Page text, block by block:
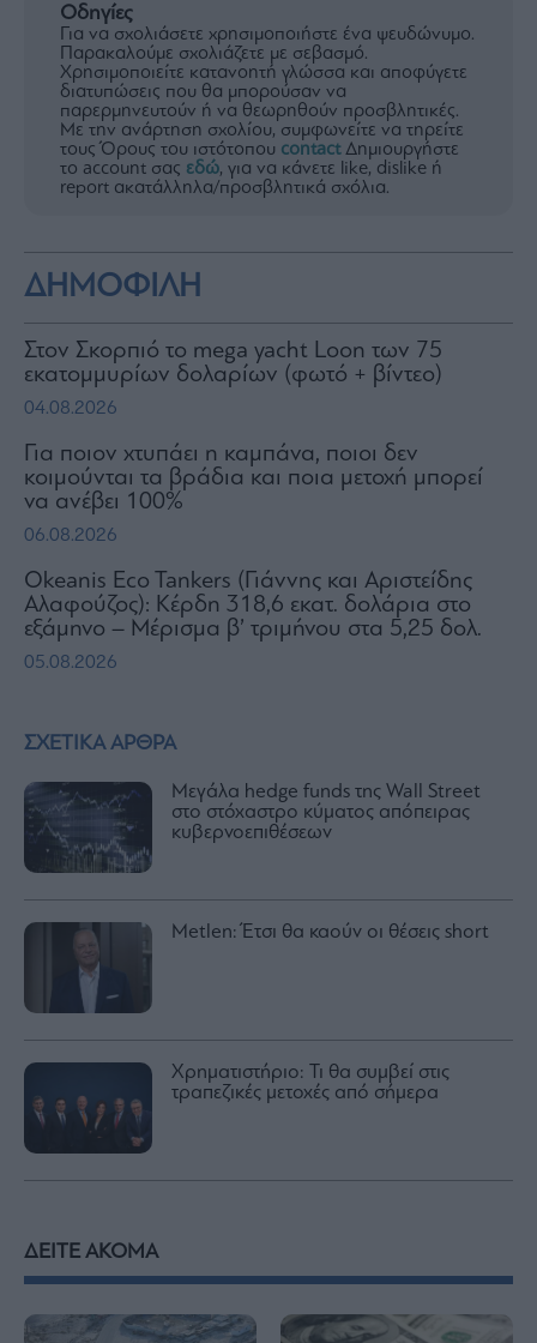
ΣΧΕΤΙΚΑ ΑΡΘΡΑ
Μεγάλα hedge funds της Wall Street
στο στόχαστρο κύματος απόπειρας
κυβερνοεπιθέσεων
Metlen: Έτσι θα καούν oι θέσεις short
Χρηματιστήριο: Τι θα συμβεί στις
τραπεζικές μετοχές από σήμερα
Οδηγίες
Για να σχολιάσετε χρησιμοποιήστε ένα ψευδώνυμο.
Παρακαλούμε σχολιάζετε με σεβασμό.
Χρησιμοποιείτε κατανοητή γλώσσα και αποφύγετε
διατυπώσεις που θα μπορούσαν να
παρερμηνευτούν ή να θεωρηθούν προσβλητικές.
Με την ανάρτηση σχολίου, συμφωνείτε να τηρείτε
τους Όρους του ιστότοπου contactΔημιουργήστε
το account σας εδώ, για να κάνετε like, dislike ή
report ακατάλληλα/προσβλητικά σχόλια.
ΔΗΜΟΦΙΛΗ
Στον Σκορπιό το mega yacht Loon των 75
εκατομμυρίων δολαρίων (φωτό + βίντεο)
04.08.2026
Για ποιον χτυπάει η καμπάνα, ποιοι δεν
κοιμούνται τα βράδια και ποια μετοχή μπορεί
να ανέβει 100%
06.08.2026
Okeanis Eco Tankers (Γιάννης και Αριστείδης
Αλαφούζος): Κέρδη 318,6 εκατ. δολάρια στο
εξάμηνο – Μέρισμα β’ τριμήνου στα 5,25 δολ.
05.08.2026
ΔΕΙΤΕ ΑΚΟΜΑ